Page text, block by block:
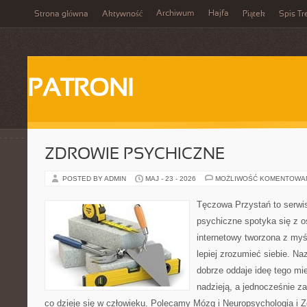
Strona główna Aktywność Archiwum Hajfa Piątek Spis
PATRONI
ZDROWIE PSYCHICZNE
POSTED BY ADMIN MAJ - 23 - 2026 MOŻLIWOŚĆ
Tęczowa Przystań to
psychiczne spotyka się z
internetowy tworzona z
lepiej zrozumieć siebie.
dobrze oddaje ideę tego
nadzieją, a jednocześnie
co dzieje się w człowieku. Polecamy Mózg i Neuropsychologia i